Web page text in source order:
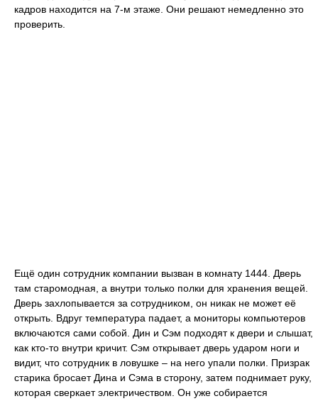
кадров находится на 7-м этаже. Они решают немедленно это
проверить.
Ещё один сотрудник компании вызван в комнату 1444. Дверь
там старомодная, а внутри только полки для хранения вещей.
Дверь захлопывается за сотрудником, он никак не может её
открыть. Вдруг температура падает, а мониторы компьютеров
включаются сами собой. Дин и Сэм подходят к двери и слышат,
как кто-то внутри кричит. Сэм открывает дверь ударом ноги и
видит, что сотрудник в ловушке – на него упали полки. Призрак
старика бросает Дина и Сэма в сторону, затем поднимает руку,
которая сверкает электричеством. Он уже собирается